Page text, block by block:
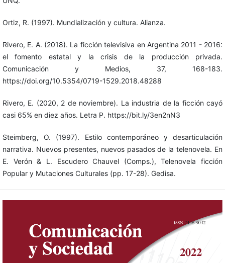
Ortiz, R. (1997). Mundialización y cultura. Alianza.
Rivero, E. A. (2018). La ficción televisiva en Argentina 2011 - 2016:
el fomento estatal y la crisis de la producción privada.
Comunicación y Medios, 37, 168-183.
https://doi.org/10.5354/0719-1529.2018.48288
Rivero, E. (2020, 2 de noviembre). La industria de la ficción cayó
casi 65% en diez años. Letra P. https://bit.ly/3en2nN3
Steimberg, O. (1997). Estilo contemporáneo y desarticulación
narrativa. Nuevos presentes, nuevos pasados de la telenovela. En
E. Verón & L. Escudero Chauvel (Comps.), Telenovela ficción
Popular y Mutaciones Culturales (pp. 17-28). Gedisa.